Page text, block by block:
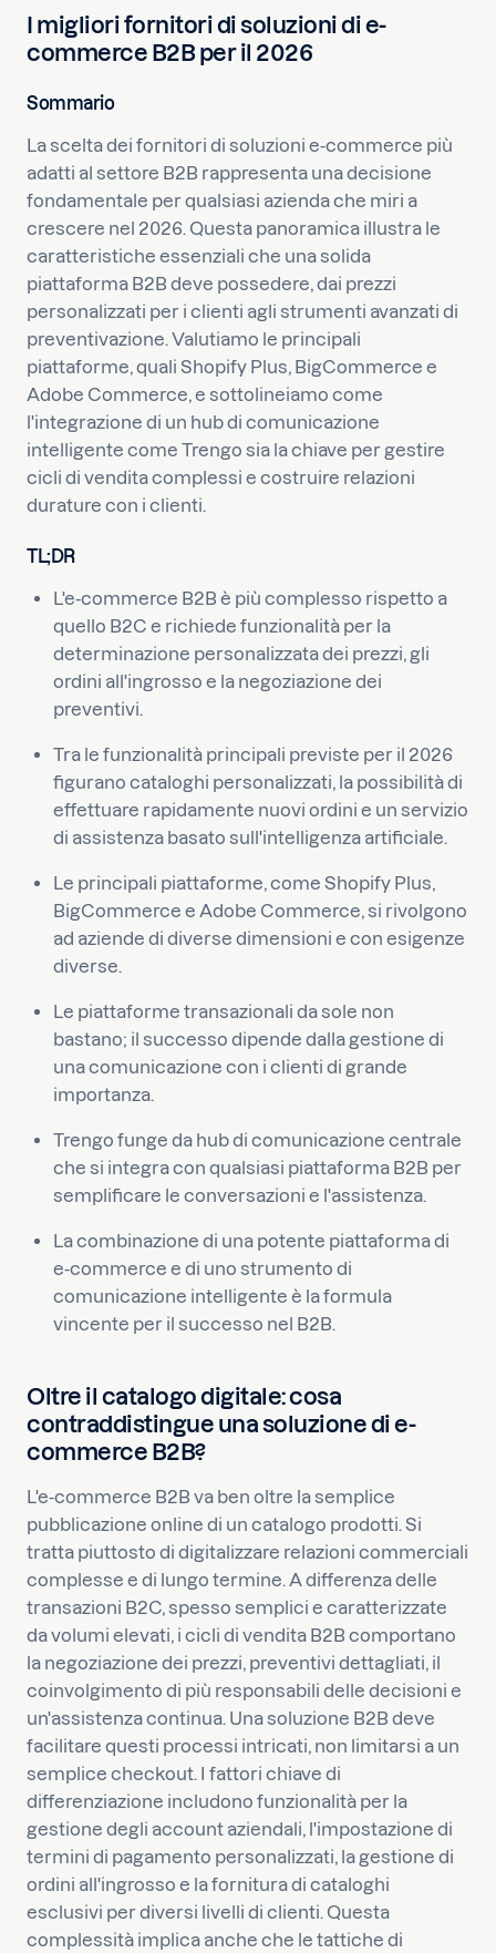
I migliori fornitori di soluzioni di e-
commerce B2B per il 2026
Sommario
La scelta dei fornitori di soluzioni e-commerce più
adatti al settore B2B rappresenta una decisione
fondamentale per qualsiasi azienda che miri a
crescere nel 2026. Questa panoramica illustra le
caratteristiche essenziali che una solida
piattaforma B2B deve possedere, dai prezzi
personalizzati per i clienti agli strumenti avanzati di
preventivazione. Valutiamo le principali
piattaforme, quali Shopify Plus, BigCommerce e
Adobe Commerce, e sottolineiamo come
l'integrazione di un hub di comunicazione
intelligente come Trengo sia la chiave per gestire
cicli di vendita complessi e costruire relazioni
durature con i clienti.
TL;DR
L'e-commerce B2B è più complesso rispetto a
quello B2C e richiede funzionalità per la
determinazione personalizzata dei prezzi, gli
ordini all'ingrosso e la negoziazione dei
preventivi.
Tra le funzionalità principali previste per il 2026
figurano cataloghi personalizzati, la possibilità di
effettuare rapidamente nuovi ordini e un servizio
di assistenza basato sull'intelligenza artificiale.
Le principali piattaforme, come Shopify Plus,
BigCommerce e Adobe Commerce, si rivolgono
ad aziende di diverse dimensioni e con esigenze
diverse.
Le piattaforme transazionali da sole non
bastano; il successo dipende dalla gestione di
una comunicazione con i clienti di grande
importanza.
Trengo funge da hub di comunicazione centrale
che si integra con qualsiasi piattaforma B2B per
semplificare le conversazioni e l'assistenza.
La combinazione di una potente piattaforma di
e-commerce e di uno strumento di
comunicazione intelligente è la formula
vincente per il successo nel B2B.
Oltre il catalogo digitale: cosa
contraddistingue una soluzione di e-
commerce B2B?
L'e-commerce B2B va ben oltre la semplice
pubblicazione online di un catalogo prodotti. Si
tratta piuttosto di digitalizzare relazioni commerciali
complesse e di lungo termine. A differenza delle
transazioni B2C, spesso semplici e caratterizzate
da volumi elevati, i cicli di vendita B2B comportano
la negoziazione dei prezzi, preventivi dettagliati, il
coinvolgimento di più responsabili delle decisioni e
un'assistenza continua. Una soluzione B2B deve
facilitare questi processi intricati, non limitarsi a un
semplice checkout. I fattori chiave di
differenziazione includono funzionalità per la
gestione degli account aziendali, l'impostazione di
termini di pagamento personalizzati, la gestione di
ordini all'ingrosso e la fornitura di cataloghi
esclusivi per diversi livelli di clienti. Questa
complessità implica anche che le tattiche di